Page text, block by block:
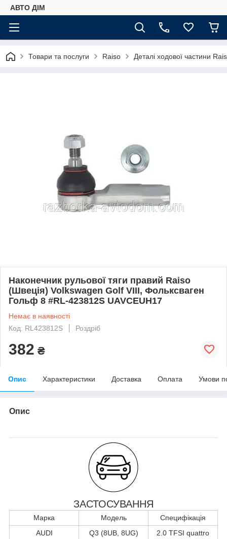
АВТО ДIМ
Товари та послуги Raiso Деталі ходової частини
Наконечник рульової тяги правий Raiso
(Швеція) Volkswagen Golf VIII, Фольксваген
Гольф 8 #RL-423812S UAVCEUH17
Немає в наявності
Код: RL423812S
Роздріб
382 ₴
Опис Характеристики Доставка Оплата Умови
Опис
ЗАСТОСУВАННЯ
Марка Модель
Специфікація
AUDI
Q3 (8UB, 8UG)
2.0 TFSI quattro